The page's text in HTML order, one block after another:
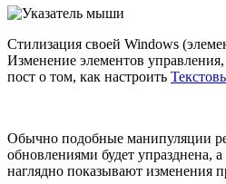
Стилизация своей Windows
Изменение элементов
пост о том, как настроить
Обычно подобные манипуляции
обновлениями будет
наглядно показывают изменения